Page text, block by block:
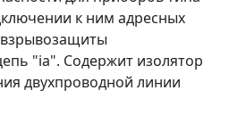
к ним адресных
"ia". Содержит изолятор
двухпроводной линии